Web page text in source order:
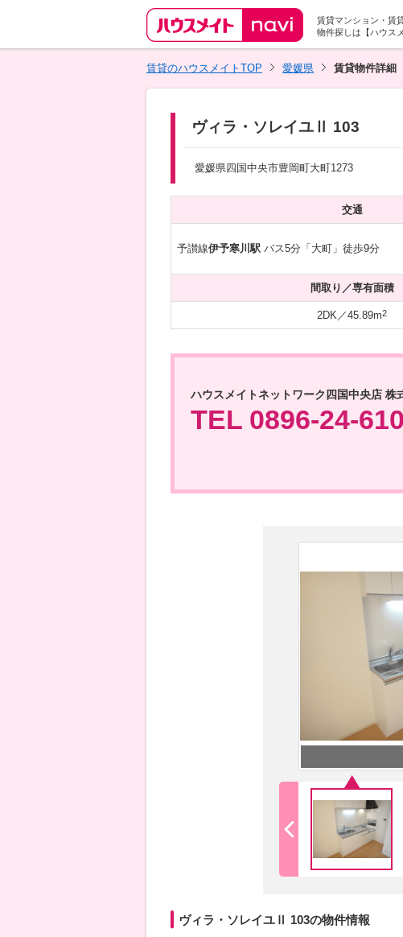
賃貸マンション・賃
物件探しは【ハウス
賃貸のハウスメイトTOP 愛媛県 賃貸物件詳細
ヴィラ・ソレイユⅡ 103
愛媛県四国中央市豊岡町大町1273
交通
予讃線伊予寒川駅バス5分「大町」徒歩9分
間取り／専有面積
2DK／45.89m2
ハウスメイトネットワーク四国中央店 株
TEL 0896-24-
ヴィラ・ソレイユⅡ 103の物件情報